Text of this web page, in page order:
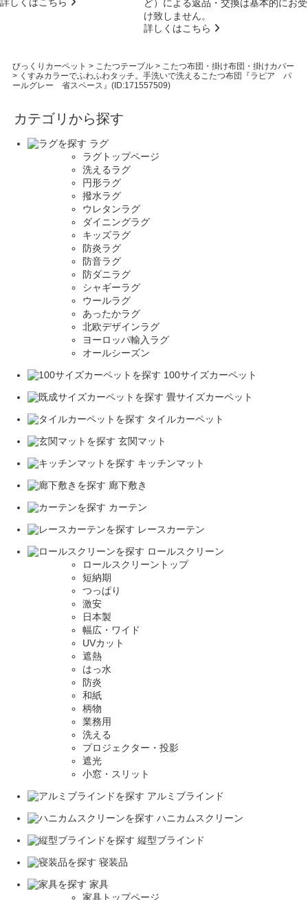
詳しくはこちら
ど）による返品・交換は基本的にお受
け致しません。
詳しくはこちら
びっくりカーペット > こたつテーブル> こたつ布団・掛け布団・掛けカバー
> くすみカラーでふわふわタッチ。手洗いで洗えるこたつ布団『ラピア パ
ールグレー 省スペース』(ID:171557509)
カテゴリから探す
ラグ
ラグトップページ
洗えるラグ
円形ラグ
撥水ラグ
ウレタンラグ
ダイニングラグ
キッズラグ
防炎ラグ
防音ラグ
防ダニラグ
シャギーラグ
ウールラグ
あったかラグ
北欧デザインラグ
ヨーロッパ輸入ラグ
オールシーズン
100サイズカーペット
畳サイズカーペット
タイルカーペット
玄関マット
キッチンマット
廊下敷き
カーテン
レースカーテン
ロールスクリーン
ロールスクリーントップ
短納期
つっぱり
激安
日本製
幅広・ワイド
UVカット
遮熱
はっ水
防炎
和紙
柄物
業務用
洗える
プロジェクター・投影
遮光
小窓・スリット
アルミブラインド
ハニカムスクリーン
縦型ブラインド
寝装品
家具
家具トップページ